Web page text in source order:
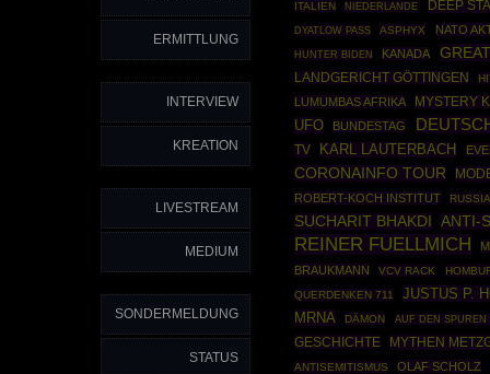
ERMITTLUNG
INTERVIEW
KREATION
LIVESTREAM
MEDIUM
SONDERMELDUNG
STATUS
ITALIEN NIEDERLANDE DEEP
DYATLOW PASS ASPHYX NATO
HUNTER BIDEN KANADA
LANDGERICHT GÖTTINGEN
LUMUMBAS AFRIKA MYSTERY
UFO BUNDESTAG
TV KARL LAUTERBACH
CORONAINFO TOUR
ROBERT-KOCH INSTITUT
SUCHARIT BHAKDI ANTI-
REINER FUELLMICH
BRAUKMANN
VCV RACK
QUERDENKEN 711
JUSTUS P.
MRNA
DÄMON AUF DEN SPUREN
GESCHICHTE MYTHEN
ANTISEMITISMUS OLAF SCHOLZ